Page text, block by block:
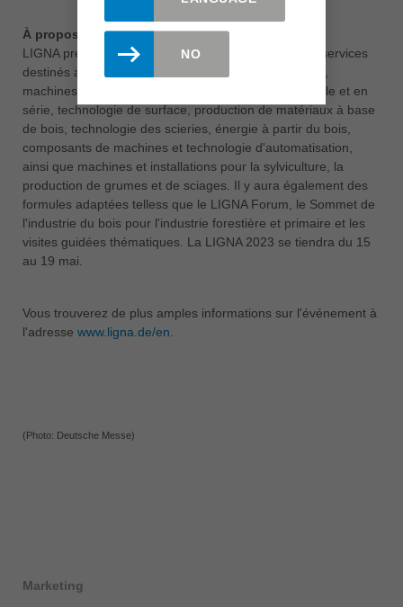
À propos de LIGNA
LIGNA présente la gamme complète des produits et services
destinés aux industries primaire et secondaire : outils,
machines et installations pour la production individuelle et en
série, technologie de surface, production de matériaux à base
de bois, technologie des scieries, énergie à partir du bois,
composants de machines et technologie d'automatisation,
ainsi que machines et installations pour la sylviculture, la
production de grumes et de sciages. Il y aura également des
formules adaptées telless que le LIGNA Forum, le Sommet de
l'industrie du bois pour l'industrie forestière et primaire et les
visites guidées thématiques. La LIGNA 2023 se tiendra du 15
au 19 mai.
Vous trouverez de plus amples informations sur l'événement à
l'adresse www.ligna.de/en
(Photo: Deutsche Messe)
Marketing
NO